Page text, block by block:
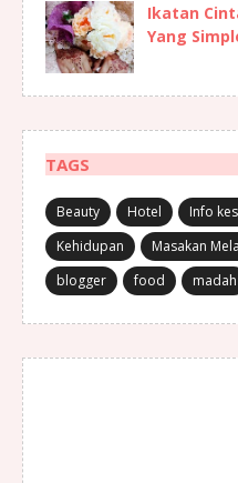
Ikatan
Yang
TAGS
Beauty Hotel Info
Kehidupan
Masakan
blogger
food madah